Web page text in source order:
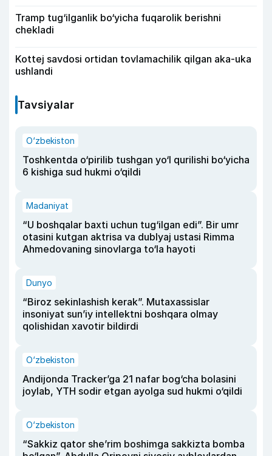
Tramp tug‘ilganlik bo‘yicha fuqarolik berishni
chekladi
Kottej savdosi ortidan tovlamachilik qilgan aka-uka
ushlandi
Tavsiyalar
O‘zbekiston
Toshkentda o‘pirilib tushgan yo‘l qurilishi bo‘yicha
6 kishiga sud hukmi o‘qildi
Madaniyat
“U boshqalar baxti uchun tug‘ilgan edi”. Bir umr
otasini kutgan aktrisa va dublyaj ustasi Rimma
Ahmedovaning sinovlarga to‘la hayoti
Dunyo
“Biroz sekinlashish kerak”. Mutaxassislar
insoniyat sun’iy intellektni boshqara olmay
qolishidan xavotir bildirdi
O‘zbekiston
Andijonda Tracker’ga 21 nafar bog‘cha bolasini
joylab, YTH sodir etgan ayolga sud hukmi o‘qildi
O‘zbekiston
“Sakkiz qator she’rim boshimga sakkizta bomba